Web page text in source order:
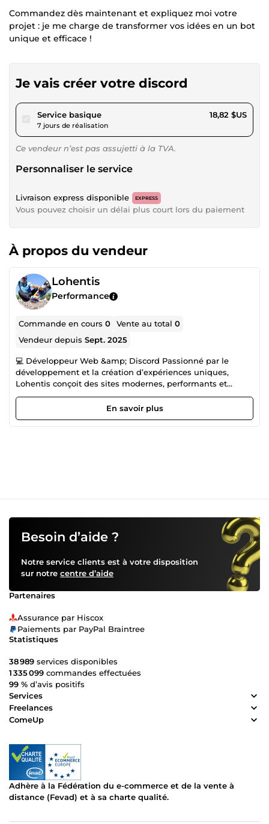
Commandez dès maintenant et expliquez moi votre
projet : je me charge de transformer vos idées en un bot
unique et efficace !
Je vais créer votre discord
Service basiquepour 17,34 $US
7 jours de réalisation
18,82 $US
Ce vendeur n’est pas assujetti à la TVA.
Personnaliser le service
Livraison express disponible EXPRESS
Vous pouvez choisir un délai plus court lors du paiement
À propos du vendeur
Lohentis
Performance
Commande en cours0 Vente au total0
Vendeur depuisSept. 2025
💻 Développeur Web &amp; Discord Passionné par le
développement et la création d’expériences uniques,
Lohentis conçoit des sites modernes, performants et
adaptés aux besoins de chaque client. Il maîtrise
également la configuration avancée de serveurs Discord
(bots, automatisations, design de serveurs, intégrations)
Capacité à transformer une idée en un projet fonctionnel
et esthétique Polyvalence entre création, animation et
développement Approche humaine, à l’écoute des
besoins, pour un résultat sur-mesure 📩 Disponible pour
collaborer sur vos projets digitaux, vos communautés et
vos idées créatives !
En savoir plus
Besoin d’aide ?
Notre service clients est à votre disposition
sur notre centre d’aide
Partenaires
Assurance par Hiscox
Paiements par PayPal Braintree
Statistiques
38 989 services disponibles
1 335 099 commandes effectuées
99 % d’avis positifs
Services
Freelances
ComeUp
Adhère à la Fédération du e-commerce et de la vente à
distance (Fevad) et à sa charte qualité.